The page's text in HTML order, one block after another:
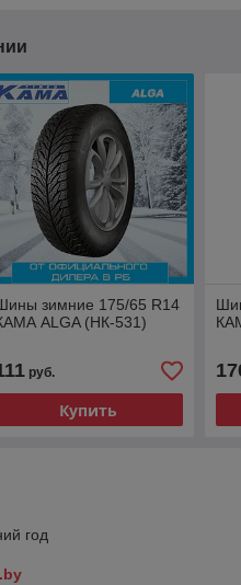
зимние 175/65 R14
ALGA (НК-531)
руб.
Купить
год